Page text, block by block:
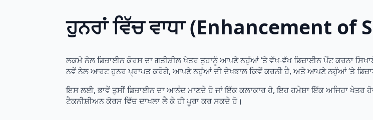
ਹੁਨਰਾਂ ਵਿੱਚ ਵਾਧਾ (Enhancement of
ਲਕਮੇ ਨੇਲ ਡਿਜ਼ਾਈਨ ਕੋਰਸ ਦਾ ਗਤੀਸ਼ੀਲ ਖੇਤਰ ਤੁਹਾਨੂੰ ਆਪਣੇ ਨਹੁੰਆਂ ‘ਤੇ ਵੱਖ-ਵੱਖ ਡਿਜ਼ਾਈਨ ਪੇਂਟ ਕਰਨਾ
ਨਵੇਂ ਨੇਲ ਆਰਟ ਹੁਨਰ ਪ੍ਰਾਪਤ ਕਰੋਗੇ, ਆਪਣੇ ਨਹੁੰਆਂ ਦੀ ਦੇਖਭਾਲ ਕਿਵੇਂ ਕਰਨੀ ਹੈ, ਅਤੇ ਆਪਣੇ ਨਹੁੰਆਂ ‘ਤੇ
ਇਸ ਲਈ, ਭਾਵੇਂ ਤੁਸੀਂ ਡਿਜ਼ਾਈਨ ਦਾ ਆਨੰਦ ਮਾਣਦੇ ਹੋ ਜਾਂ ਇੱਕ ਕਲਾਕਾਰ ਹੋ, ਇਹ ਹਮੇਸ਼ਾ ਇੱਕ ਅਜਿਹਾ ਖੇਤਰ
ਟੈਕਨੀਸ਼ੀਅਨ ਕੋਰਸ ਵਿੱਚ ਦਾਖਲਾ ਲੈ ਕੇ ਹੀ ਪੂਰਾ ਕਰ ਸਕਦੇ ਹੋ।